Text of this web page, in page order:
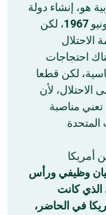
هو، إنشاء دولة
1967، لكن
احتجاجات
لكن قطعا
لأن
مناصبة
المتحدة
أمريكا
كيان وظيفي ورأس
الذي كانت
في الحاضر،